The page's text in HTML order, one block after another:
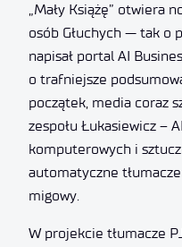
„Mały Książę” otwiera
osób Głuchych — tak o
napisał portal AI
o trafniejsze
początek, media coraz
zespołu Łukasiewicz –
komputerowych i
automatyczne
migowy.
W projekcie tłumacze